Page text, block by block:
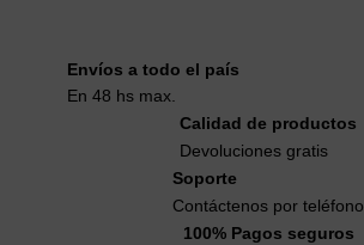
Envíos a todo el país
En 48 hs max.
Calidad de productos
Devoluciones gratis
Soporte
Contáctenos por teléfono
100% Pagos seguros